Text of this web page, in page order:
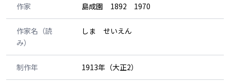
作家 島成園 1892 1970
作家名（読
み）
しま せいえん
制作年 1913年（大正2）